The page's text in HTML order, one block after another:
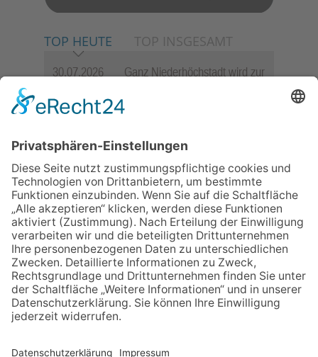
TOP HEUTE TOP INSGESAMT
30.07.2026
Ganz Niederhöchstadt wird zur
06.08.2026
Jugendchor Hochtaunus
Programm „Changes“
Sommerabend: Der Rettershof
lädt wieder zum Weinfest ein
06.08.2026
Hisamoto und Tölke begeistern
mit Werken von Walter
Wachsmuth
06.08.2026
„die 80er live“ – Die große
Stadiontour kommt nach
Frankfurt